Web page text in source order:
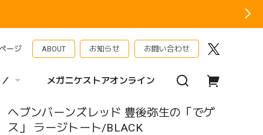
ージ ABOUT お知らせ お問い合わせ
メガニケストアオンライン
ヘブンバーンズレッド 豊後弥生の「でゲ
ス」 ラージトート/BLACK